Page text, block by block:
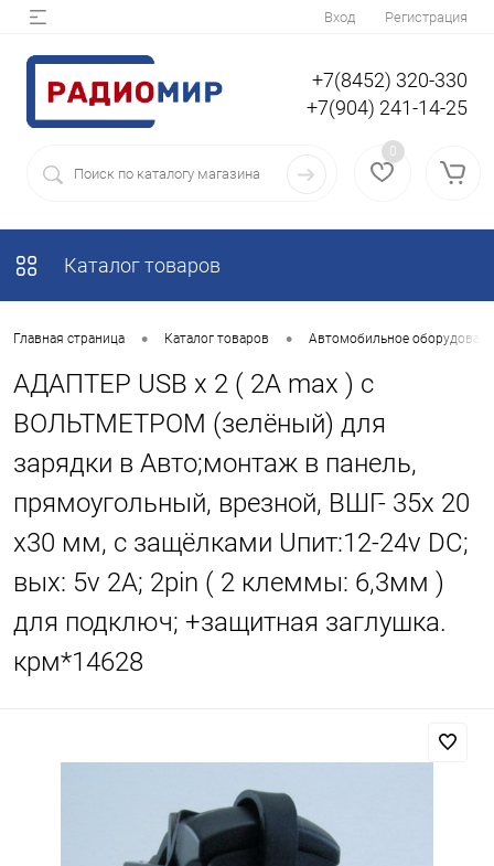
Вход Регистрация
+7(8452) 320-330
+7(904) 241-14-25
0
Каталог товаров
Главная страница • Каталог товаров • Автомобильное
АДАПТЕР USB х 2 ( 2A max ) с
ВОЛЬТМЕТРОМ (зелёный) для
зарядки в Авто;монтаж в панель,
прямоугольный, врезной, ВШГ- 35х 20
х30 мм, с защёлками Uпит:12-24v DC;
вых: 5v 2A; 2pin ( 2 клеммы: 6,3мм )
для подключ; +защитная заглушка.
крм*14628